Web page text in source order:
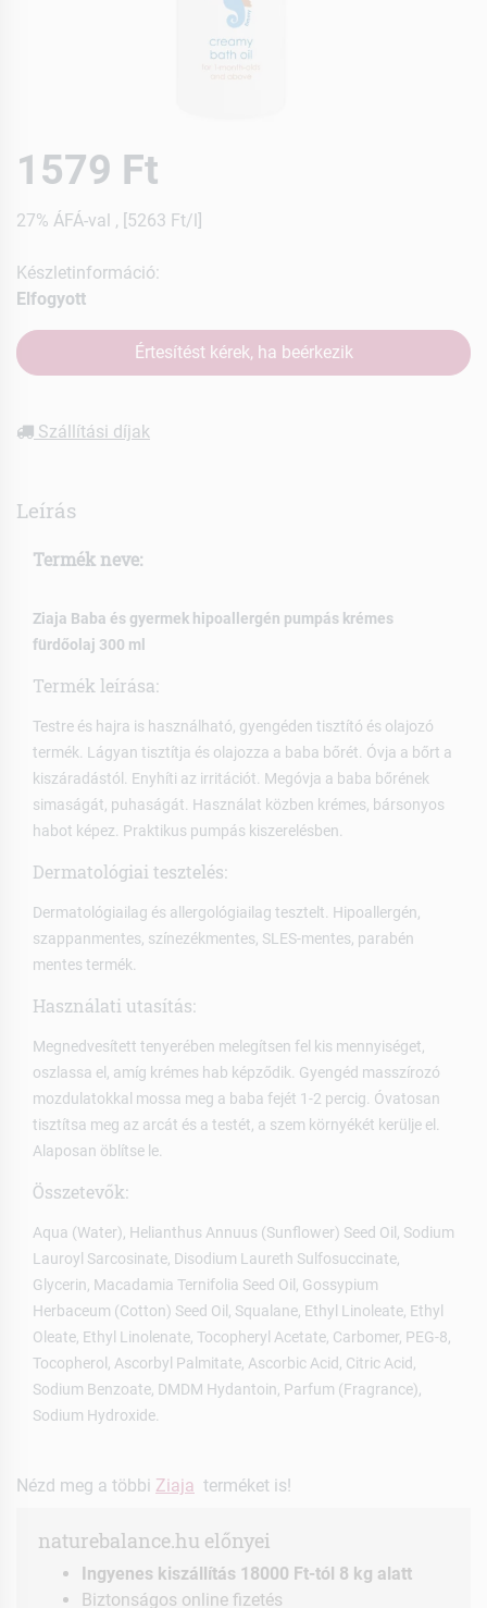
1579 Ft
27% ÁFÁ-val , [5263 Ft/l]
Készletinformáció:
Elfogyott
Értesítést kérek, ha beérkezik
Szállítási díjak
Leírás
Termék neve:
Ziaja Baba és gyermek hipoallergén pumpás krémes
fürdőolaj 300 ml
Termék leírása:
Testre és hajra is használható, gyengéden tisztító és olajozó
termék. Lágyan tisztítja és olajozza a baba bőrét. Óvja a bőrt a
kiszáradástól. Enyhíti az irritációt. Megóvja a baba bőrének
simaságát, puhaságát. Használat közben krémes, bársonyos
habot képez. Praktikus pumpás kiszerelésben.
Dermatológiai tesztelés:
Dermatológiailag és allergológiailag tesztelt. Hipoallergén,
szappanmentes, színezékmentes, SLES-mentes, parabén
mentes termék.
Használati utasítás:
Megnedvesített tenyerében melegítsen fel kis mennyiséget,
oszlassa el, amíg krémes hab képződik. Gyengéd masszírozó
mozdulatokkal mossa meg a baba fejét 1-2 percig. Óvatosan
tisztítsa meg az arcát és a testét, a szem környékét kerülje el.
Alaposan öblítse le.
Összetevők:
Aqua (Water), Helianthus Annuus (Sunflower) Seed Oil, Sodium
Lauroyl Sarcosinate, Disodium Laureth Sulfosuccinate,
Glycerin, Macadamia Ternifolia Seed Oil, Gossypium
Herbaceum (Cotton) Seed Oil, Squalane, Ethyl Linoleate, Ethyl
Oleate, Ethyl Linolenate, Tocopheryl Acetate, Carbomer, PEG-8,
Tocopherol, Ascorbyl Palmitate, Ascorbic Acid, Citric Acid,
Sodium Benzoate, DMDM Hydantoin, Parfum (Fragrance),
Sodium Hydroxide.
Nézd meg a többi Ziaja terméket is!
naturebalance.hu előnyei
Ingyenes kiszállítás 18000 Ft-tól 8 kg alatt
Biztonságos online fizetés